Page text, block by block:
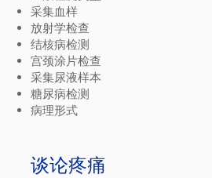
采集血样
放射学检查
结核病检测
宫颈涂片检查
采集尿液样本
糖尿病检测
病理形式
谈论疼痛